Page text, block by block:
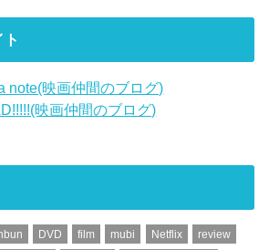
note(映画仲間のブログ)
映画仲間のブログ)
DVD film mubi Netflix
review